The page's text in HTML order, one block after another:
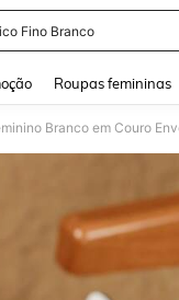
Fino Branco
Roupas femininas
Branco em Couro